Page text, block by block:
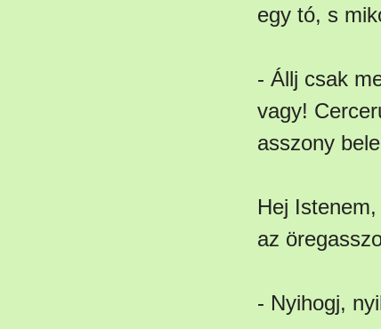
egy tó, s
- Állj csak
vagy!
asszony
Hej
az
- Nyihogj,